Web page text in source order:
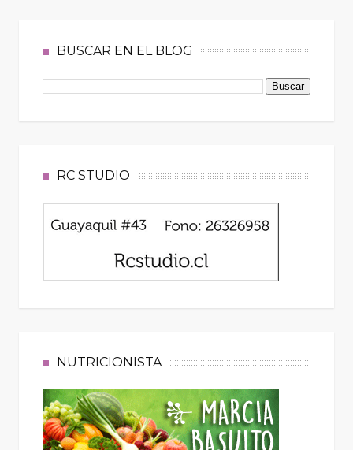
BUSCAR EN EL BLOG
RC STUDIO
NUTRICIONISTA